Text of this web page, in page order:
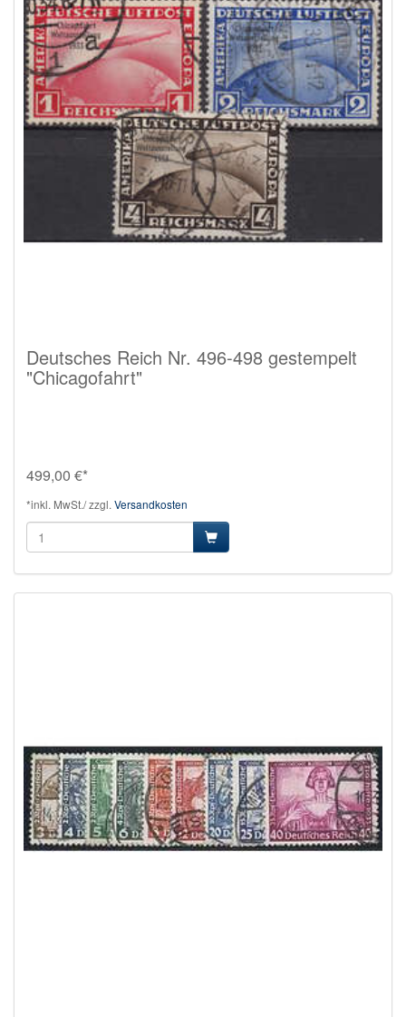
Deutsches Reich Nr. 496-498 gestempelt
"Chicagofahrt"
499,00 €*
*inkl. MwSt./ zzgl. Versandkosten